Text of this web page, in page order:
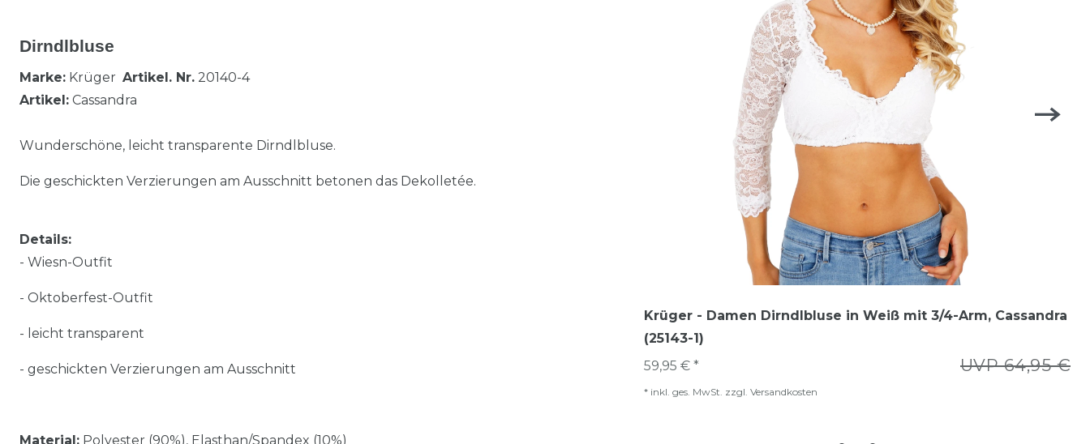
Dirndlbluse
Marke: Krüger Artikel. Nr. 20140-4
Artikel: Cassandra
Wunderschöne, leicht transparente Dirndlbluse.
Die geschickten Verzierungen am Ausschnitt betonen das Dekolletée.
Details:
- Wiesn-Outfit
- Oktoberfest-Outfit
- leicht transparent
- geschickten Verzierungen am Ausschnitt
Material: Polyester (90%), Elasthan/Spandex (10%)
Krüger - Damen Dirndlbluse in Weiß mit 3/4-Arm, Cassandra
(25143-1)
UVP 64,95 €
59,95 € *
* inkl. ges. MwSt. zzgl. Versandkosten